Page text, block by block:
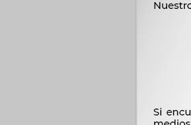
BOMBA